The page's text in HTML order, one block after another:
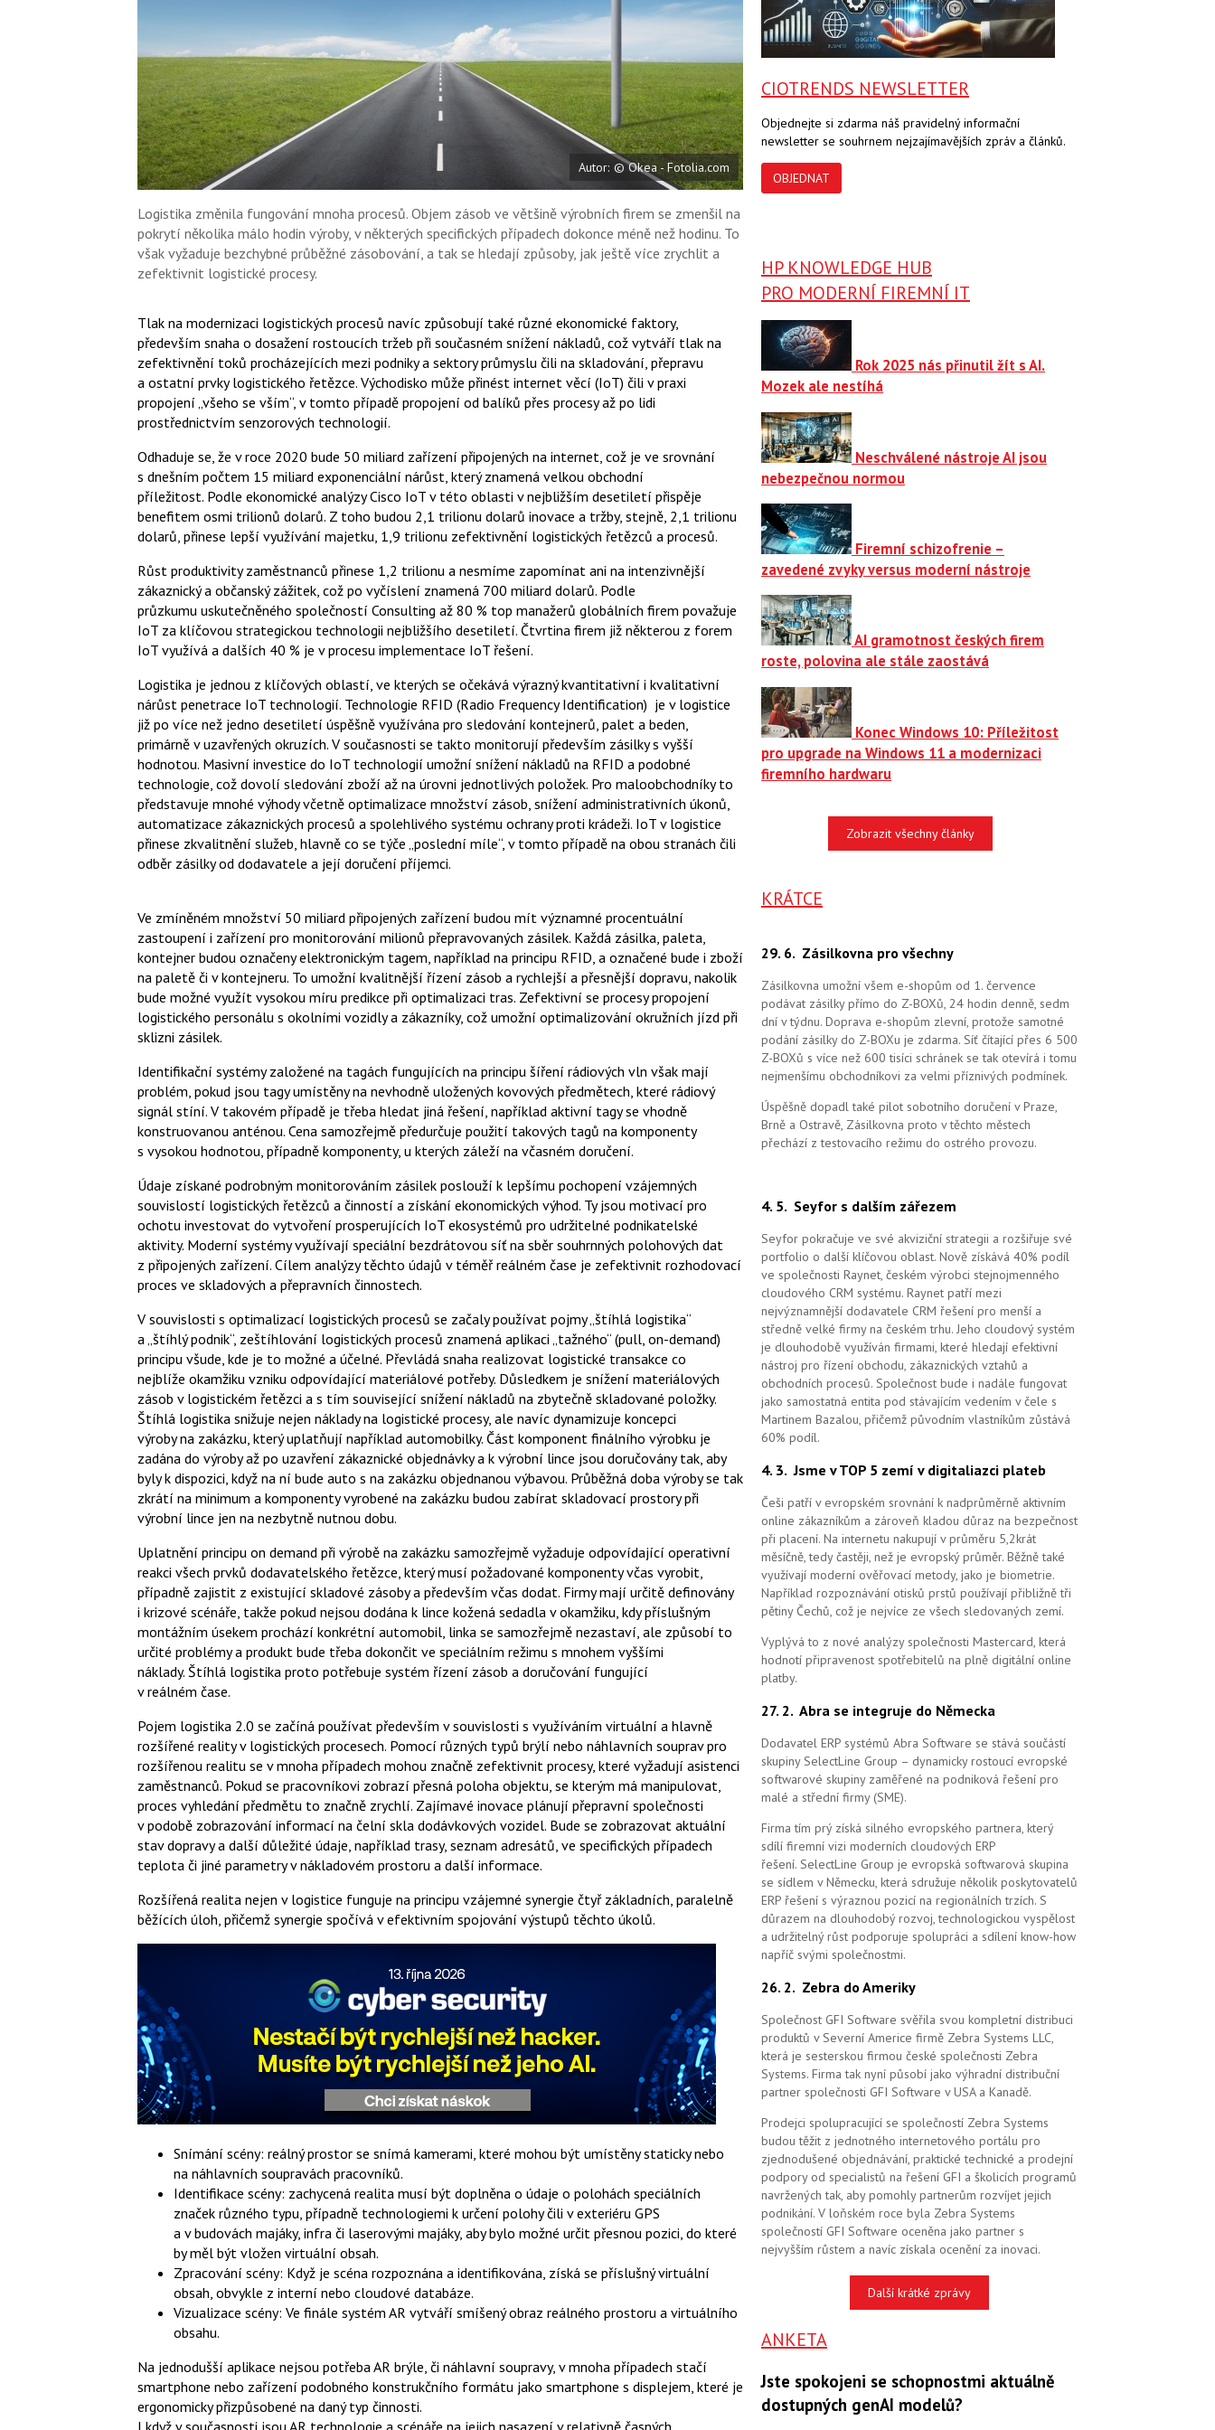
o
t
i
Autor: © Okea - Fotolia.com
Logistika změnila fungování mnoha procesů. Objem zásob ve většině výrobních firem se zmenšil na
pokrytí několika málo hodin výroby, v některých specifických případech dokonce méně než hodinu. To
však vyžaduje bezchybné průběžné zásobování, a tak se hledají způsoby, jak ještě více zrychlit a
zefektivnit logistické procesy.
Tlak na modernizaci logistických procesů navíc způsobují také různé ekonomické faktory,
především snaha o dosažení rostoucích tržeb při současném snížení nákladů, což vytváří tlak na
zefektivnění toků procházejících mezi podniky a sektory průmyslu čili na skladování, přepravu
a ostatní prvky logistického řetězce. Východisko může přinést internet věcí (IoT) čili v praxi
propojení „všeho se vším“, v tomto případě propojení od balíků přes procesy až po lidi
prostřednictvím senzorových technologií.
Odhaduje se, že v roce 2020 bude 50 miliard zařízení připojených na internet, což je ve srovnání
s dnešním počtem 15 miliard exponenciální nárůst, který znamená velkou obchodní
příležitost. Podle ekonomické analýzy Cisco IoT v této oblasti v nejbližším desetiletí přispěje
benefitem osmi trilionů dolarů. Z toho budou 2,1 trilionu dolarů inovace a tržby, stejně, 2,1 trilionu
dolarů, přinese lepší využívání majetku, 1,9 trilionu zefektivnění logistických řetězců a procesů.
Růst produktivity zaměstnanců přinese 1,2 trilionu a nesmíme zapomínat ani na intenzivnější
zákaznický a občanský zážitek, což po vyčíslení znamená 700 miliard dolarů. Podle
průzkumu uskutečněného společností Consulting až 80 % top manažerů globálních firem považuje
IoT za klíčovou strategickou technologii nejbližšího desetiletí. Čtvrtina firem již některou z forem
IoT využívá a dalších 40 % je v procesu implementace IoT řešení.
Logistika je jednou z klíčových oblastí, ve kterých se očekává výrazný kvantitativní i kvalitativní
nárůst penetrace IoT techno­logií. Technologie RFID (Radio Frequency Identification) je v logistice
již po více než jedno desetiletí úspěšně využívána pro sledování kontejnerů, palet a beden,
primárně v uzavřených okruzích. V současnosti se takto monitorují především zásilky s vyšší
hodnotou. Masivní investice do IoT technologií umožní snížení nákladů na RFID a podobné
technologie, což dovolí sledování zboží až na úrovni jednotlivých položek. Pro maloobchodníky to
představuje mnohé výhody včetně optimalizace množství zásob, snížení administrativních úkonů,
automatizace zákaznických procesů a spolehlivého systému ochrany proti krádeži. IoT v logistice
přinese zkvalitnění služeb, hlavně co se týče „poslední míle“, v tomto případě na obou stranách čili
odběr zásilky od dodavatele a její doručení příjemci.
Ve zmíněném množství 50 miliard připojených zařízení budou mít významné procentuální
zastoupení i zařízení pro monitorování milionů přepravovaných zásilek. Každá zásilka, paleta,
kontejner budou označeny elektronickým tagem, například na principu RFID, a označené bude i zboží
na paletě či v kontejneru. To umožní kvalitnější řízení zásob a rychlejší a přesnější dopravu, nakolik
bude možné využít vysokou míru predikce při optimalizaci tras. Zefektivní se procesy propojení
logistického personálu s okolními vozidly a zákazníky, což umožní optimalizování okružních jízd při
sklizni zásilek.
Identifikační systémy založené na tagách fungujících na principu šíření rádiových vln však mají
problém, pokud jsou tagy umístěny na nevhodně uložených kovových předmětech, které rádiový
signál stíní. V takovém případě je třeba hledat jiná řešení, například aktivní tagy se vhodně
konstruovanou anténou. Cena samozřejmě předurčuje použití takových tagů na komponenty
s vysokou hodnotou, případně komponenty, u kterých záleží na včasném doručení.
Údaje získané podrobným monitorováním zásilek poslouží k lepšímu pochopení vzájemných
souvislostí logistických řetězců a činností a získání ekonomických výhod. Ty jsou motivací pro
ochotu investovat do vytvoření prosperujících IoT ekosystémů pro udržitelné podnikatelské
aktivity. Moderní systémy využívají speciální bezdrátovou síť na sběr souhrnných polohových dat
z připojených zařízení. Cílem analýzy těchto údajů v téměř reálném čase je zefektivnit rozhodovací
proces ve skladových a přepravních činnostech.
V souvislosti s optimalizací logistických procesů se začaly používat pojmy „štíhlá logistika“
a „štíhlý podnik“, zeštíhlování logistických procesů znamená aplikaci „tažného“ (pull, on-demand)
principu všude, kde je to možné a účelné. Převládá snaha realizovat logistické transakce co
nejblíže okamžiku vzniku odpovídající materiálové potřeby. Důsledkem je snížení materiálových
zásob v logistickém řetězci a s tím související snížení nákladů na zbytečně skladované položky.
Štíhlá logistika snižuje nejen náklady na logistické procesy, ale navíc dynamizuje koncepci
výroby na zakázku, který uplatňují například automobilky. Část komponent finálního výrobku je
zadána do výroby až po uzavření zákaznické objednávky a k výrobní lince jsou doručovány tak, aby
byly k dispozici, když na ní bude auto s na zakázku objednanou výbavou. Průběžná doba výroby se tak
zkrátí na minimum a komponenty vyrobené na zakázku budou zabírat skladovací prostory při
výrobní lince jen na nezbytně nutnou dobu.
Uplatnění principu on demand při výrobě na zakázku samozřejmě vyžaduje odpovídající operativní
reakci všech prvků dodavatelského řetězce, který musí požadované komponenty včas vyrobit,
případně zajistit z existující skladové zásoby a především včas dodat. Firmy mají určitě definovány
i krizové scénáře, takže pokud nejsou dodána k lince kožená sedadla v okamžiku, kdy příslušným
montážním úsekem prochází konkrétní automobil, linka se samozřejmě nezastaví, ale způsobí to
určité problémy a produkt bude třeba dokončit ve speciálním režimu s mnohem vyššími
náklady. Štíhlá logistika proto potřebuje systém řízení zásob a doručování fungující
v reálném čase.
Pojem logistika 2.0 se začíná používat především v souvislosti s využíváním virtuální a hlavně
rozšířené reality v logistických procesech. Pomocí různých typů brýlí nebo náhlavních souprav pro
rozšířenou realitu se v mnoha případech mohou značně zefektivnit procesy, které vyžadují asistenci
zaměstnanců. Pokud se pracovníkovi zobrazí přesná poloha objektu, se kterým má manipulovat,
proces vyhledání předmětu to značně zrychlí. Zajímavé inovace plánují přepravní společnosti
v podobě zobrazování informací na čelní skla dodávkových vozidel. Bude se zobrazovat aktuální
stav dopravy a další důležité údaje, například trasy, seznam adresátů, ve specifických případech
teplota či jiné parametry v nákladovém prostoru a další informace.
Rozšířená realita nejen v logistice funguje na principu vzájemné synergie čtyř základních, paralelně
běžících úloh, přičemž synergie spočívá v efektivním spojování výstupů těchto úkolů.
Snímání scény: reálný prostor se snímá kamerami, které mohou být umístěny staticky nebo
na náhlavních soupravách pracovníků.
Identifikace scény: zachycená realita musí být doplněna o údaje o polohách speciálních
značek různého typu, případně technologiemi k určení polohy čili v exteriéru GPS
a v budovách majáky, infra či laserovými majáky, aby bylo možné určit přesnou pozici, do které
by měl být vložen virtuální obsah.
Zpracování scény: Když je scéna rozpoznána a identifikována, získá se příslušný virtuální
obsah, obvykle z interní nebo cloudové databáze.
Vizualizace scény: Ve finále systém AR vytváří smíšený obraz reálného prostoru a virtuálního
obsahu.
Na jednodušší aplikace nejsou potřeba AR brýle, či náhlavní soupravy, v mnoha případech stačí
smartphone nebo zařízení podobného konstrukčního formátu jako smartphone s displejem, které je
ergonomicky přizpůsobené na daný typ činnosti.
I když v současnosti jsou AR technologie a scénáře na jejich nasazení v relativně časných
CIOTRENDS NEWSLETTER
Objednejte si zdarma náš pravidelný informační
newsletter se souhrnem nejzajímavějších zpráv a článků.
OBJEDNAT
HP KNOWLEDGE HUB
PRO MODERNÍ FIREMNÍ IT
Rok 2025 nás přinutil žít s AI.
Mozek ale nestíhá
Neschválené nástroje AI jsou
nebezpečnou normou
Firemní schizofrenie –
zavedené zvyky versus moderní nástroje
AI gramotnost českých firem
roste, polovina ale stále zaostává
Konec Windows 10: Příležitost
pro upgrade na Windows 11 a modernizaci
firemního hardwaru
Zobrazit všechny články
KRÁTCE
29. 6. Zásilkovna pro všechny
Zásilkovna umožní všem e-shopům od 1. července
podávat zásilky přímo do Z-BOXů, 24 hodin denně, sedm
dní v týdnu. Doprava e-shopům zlevní, protože samotné
podání zásilky do Z-BOXu je zdarma. Síť čítající přes 6 500
Z-BOXů s více než 600 tisíci schránek se tak otevírá i tomu
nejmenšímu obchodníkovi za velmi příznivých podmínek.
Úspěšně dopadl také pilot sobotního doručení v Praze,
Brně a Ostravě, Zásilkovna proto v těchto městech
přechází z testovacího režimu do ostrého provozu.
4. 5. Seyfor s dalším zářezem
Seyfor pokračuje ve své akviziční strategii a rozšiřuje své
portfolio o další klíčovou oblast. Nově získává 40% podíl
ve společnosti Raynet, českém výrobci stejnojmenného
cloudového CRM systému. Raynet patří mezi
nejvýznamnější dodavatele CRM řešení pro menší a
středně velké firmy na českém trhu. Jeho cloudový systém
je dlouhodobě využíván firmami, které hledají efektivní
nástroj pro řízení obchodu, zákaznických vztahů a
obchodních procesů. Společnost bude i nadále fungovat
jako samostatná entita pod stávajícím vedením v čele s
Martinem Bazalou, přičemž původním vlastníkům zůstává
60% podíl.
4. 3.Jsme v TOP 5 zemí v digitaliazci plateb
Češi patří v evropském srovnání k nadprůměrně aktivním
online zákazníkům a zároveň kladou důraz na bezpečnost
při placení. Na internetu nakupují v průměru 5,2krát
měsíčně, tedy častěji, než je evropský průměr. Běžně také
využívají moderní ověřovací metody, jako je biometrie.
Například rozpoznávání otisků prstů používají přibližně tři
pětiny Čechů, což je nejvíce ze všech sledovaných zemí.
Vyplývá to z nové analýzy společnosti Mastercard, která
hodnotí připravenost spotřebitelů na plně digitální online
platby.
27. 2. Abra se integruje do Německa
Dodavatel ERP systémů Abra Software se stává součástí
skupiny SelectLine Group – dynamicky rostoucí evropské
softwarové skupiny zaměřené na podniková řešení pro
malé a střední firmy (SME).
Firma tím prý získá silného evropského partnera, který
sdílí firemní vizi moderních cloudových ERP
řešení. SelectLine Group je evropská softwarová skupina
se sídlem v Německu, která sdružuje několik poskytovatelů
ERP řešení s výraznou pozicí na regionálních trzích. S
důrazem na dlouhodobý rozvoj, technologickou vyspělost
a udržitelný růst podporuje spolupráci a sdílení know-how
napříč svými společnostmi.
26. 2. Zebra do Ameriky
Společnost GFI Software svěřila svou kompletní distribuci
produktů v Severní Americe firmě Zebra Systems LLC,
která je sesterskou firmou české společnosti Zebra
Systems. Firma tak nyní působí jako výhradní distribuční
partner společnosti GFI Software v USA a Kanadě.
Prodejci spolupracující se společností Zebra Systems
budou těžit z jednotného internetového portálu pro
zjednodušené objednávání, praktické technické a prodejní
podpory od specialistů na řešení GFI a školicích programů
navržených tak, aby pomohly partnerům rozvíjet jejich
podnikání. V loňském roce byla Zebra Systems
společností GFI Software oceněna jako partner s
nejvyšším růstem a navíc získala ocenění za inovaci.
Další krátké zprávy
ANKETA
Jste spokojeni se schopnostmi aktuálně
dostupných genAI modelů?